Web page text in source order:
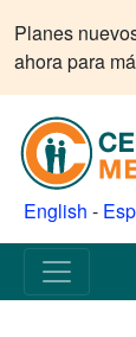
Planes
ahora para
English -